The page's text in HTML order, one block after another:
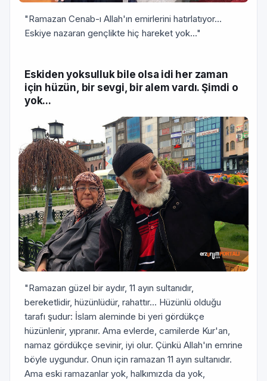
"Ramazan Cenab-ı Allah'ın emirlerini hatırlatıyor...
Eskiye nazaran gençlikte hiç hareket yok..."
Eskiden yoksulluk bile olsa idi her zaman
için hüzün, bir sevgi, bir alem vardı. Şimdi o
yok...
"Ramazan güzel bir aydır, 11 ayın sultanıdır,
bereketlidir, hüzünlüdür, rahattır... Hüzünlü olduğu
tarafı şudur: İslam aleminde bi yeri gördükçe
hüzünlenir, yıpranır. Ama evlerde, camilerde Kur'an,
namaz gördükçe sevinir, iyi olur. Çünkü Allah'ın emrine
böyle uygundur. Onun için ramazan 11 ayın sultanıdır.
Ama eski ramazanlar yok, halkımızda da yok,